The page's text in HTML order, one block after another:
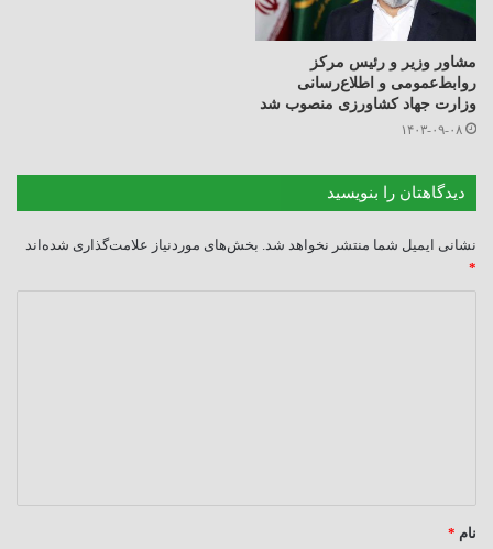
مشاور وزیر و رئیس مرکز
روابط‌عمومی و اطلاع‌رسانی
وزارت جهاد کشاورزی منصوب شد
۱۴۰۳-۰۹-۰۸
دیدگاهتان را بنویسید
نشانی ایمیل شما منتشر نخواهد شد. بخش‌های موردنیاز علامت‌گذاری شده‌اند
*
نام *